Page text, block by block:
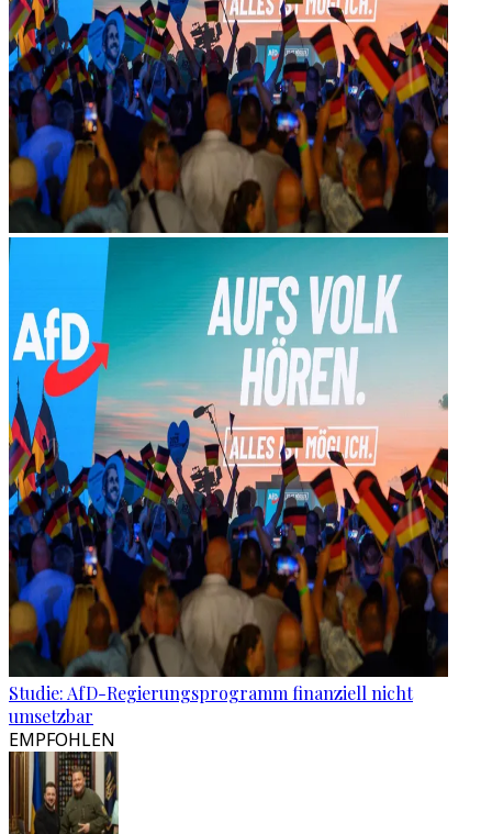
Studie: AfD-Regierungsprogramm finanziell nicht
umsetzbar
EMPFOHLEN